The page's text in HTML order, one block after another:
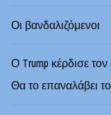
Οι βανδαλιζόμενοι
Ο Trump κέρδισε
Θα το επαναλάβει το